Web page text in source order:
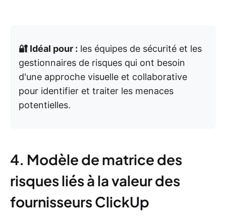
🔐 Idéal pour : les équipes de sécurité et les
gestionnaires de risques qui ont besoin
d'une approche visuelle et collaborative
pour identifier et traiter les menaces
potentielles.
4. Modèle de matrice des
risques liés à la valeur des
fournisseurs ClickUp